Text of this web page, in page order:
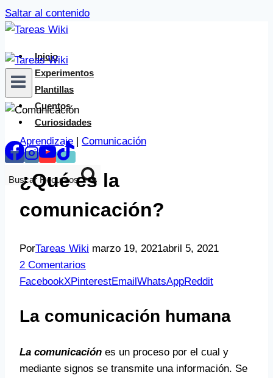
Saltar al contenido
Inicio
Experimentos
Plantillas
Cuentos
Curiosidades
Buscar Recursos
Aprendizaje | Comunicación
¿Qué es la
comunicación?
PorTareas Wiki marzo 19, 2021abril 5, 2021
2 Comentarios
FacebookXPinterestEmailWhatsAppReddit
La comunicación humana
La comunicación es un proceso por el cual y
mediante signos se transmite una información. Se